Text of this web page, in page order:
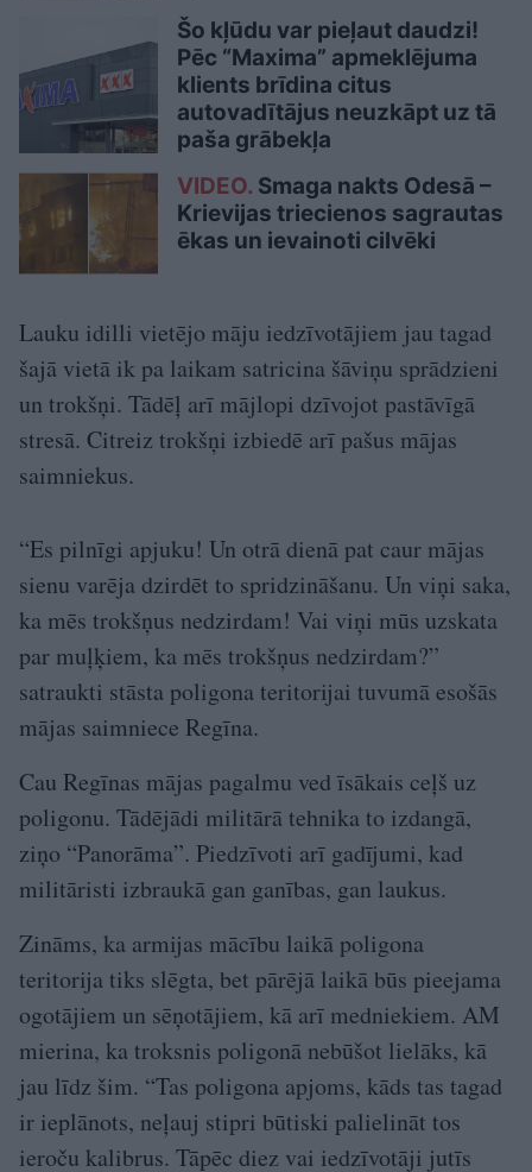
Šo kļūdu var pieļaut daudzi!
Pēc “Maxima” apmeklējuma
klients brīdina citus
autovadītājus neuzkāpt uz tā
paša grābekļa
VIDEO. Smaga nakts Odesā –
Krievijas triecienos sagrautas
ēkas un ievainoti cilvēki
Lauku idilli vietējo māju iedzīvotājiem jau tagad
šajā vietā ik pa laikam satricina šāviņu sprādzieni
un trokšņi. Tādēļ arī mājlopi dzīvojot pastāvīgā
stresā. Citreiz trokšņi izbiedē arī pašus mājas
saimniekus.
“Es pilnīgi apjuku! Un otrā dienā pat caur mājas
sienu varēja dzirdēt to spridzināšanu. Un viņi saka,
ka mēs trokšņus nedzirdam! Vai viņi mūs uzskata
par muļķiem, ka mēs trokšņus nedzirdam?”
satraukti stāsta poligona teritorijai tuvumā esošās
mājas saimniece Regīna.
Cau Regīnas mājas pagalmu ved īsākais ceļš uz
poligonu. Tādējādi militārā tehnika to izdangā,
ziņo “Panorāma”. Piedzīvoti arī gadījumi, kad
militāristi izbraukā gan ganības, gan laukus.
Zināms, ka armijas mācību laikā poligona
teritorija tiks slēgta, bet pārējā laikā būs pieejama
ogotājiem un sēņotājiem, kā arī medniekiem. AM
mierina, ka troksnis poligonā nebūšot lielāks, kā
jau līdz šim. “Tas poligona apjoms, kāds tas tagad
ir ieplānots, neļauj stipri būtiski palielināt tos
ieroču kalibrus. Tāpēc diez vai iedzīvotāji jutīs